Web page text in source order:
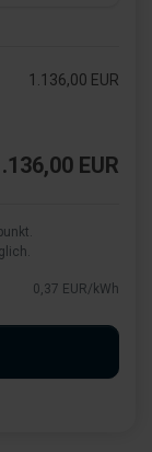
1.136,00 EUR
EUR
0,37 EUR/kWh